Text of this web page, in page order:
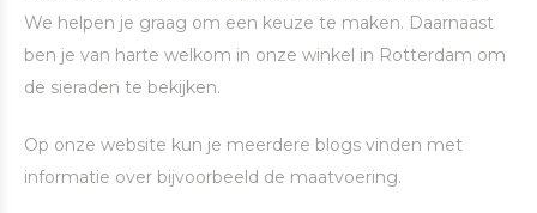
We helpen je graag om een keuze te maken. Daarnaast
ben je van harte welkom in onze winkel in Rotterdam om
de sieraden te bekijken.
Op onze website kun je meerdere blogs vinden met
informatie over bijvoorbeeld de maatvoering.